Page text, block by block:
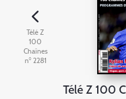
Télé Z
100
Chaînes
n° 2281
Télé Z 100